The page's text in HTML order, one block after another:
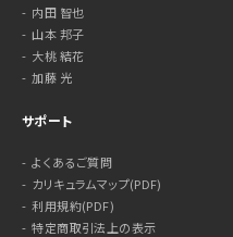
内田 智也
山本 邦子
大桃 結花
加藤 光
サポート
よくあるご質問
カリキュラムマップ(PDF)
利用規約(PDF)
特定商取引法上の表示